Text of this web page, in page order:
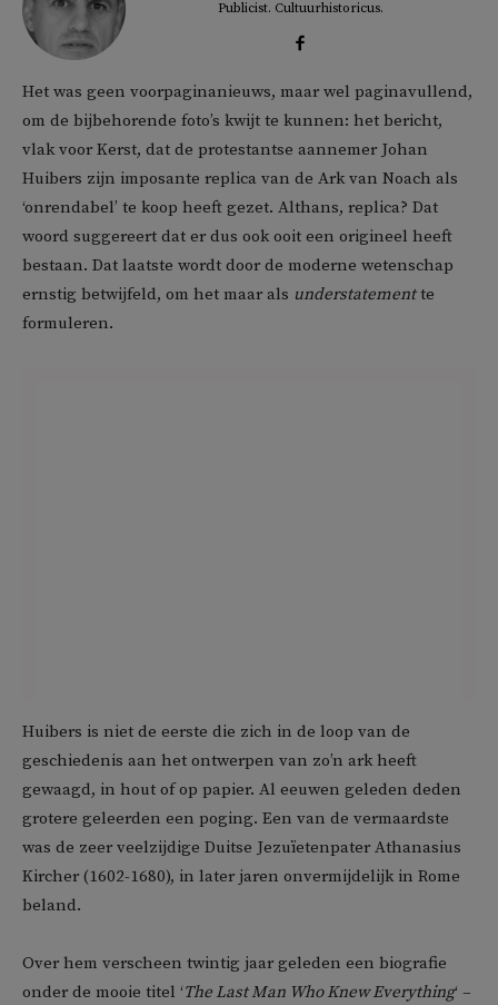
Publicist. Cultuurhistoricus.
Het was geen voorpaginanieuws, maar wel paginavullend,
om de bijbehorende foto’s kwijt te kunnen: het bericht,
vlak voor Kerst, dat de protestantse aannemer Johan
Huibers zijn imposante replica van de Ark van Noach als
‘onrendabel’ te koop heeft gezet. Althans, replica? Dat
woord suggereert dat er dus ook ooit een origineel heeft
bestaan. Dat laatste wordt door de moderne wetenschap
ernstig betwijfeld, om het maar als understatementte
formuleren.
Huibers is niet de eerste die zich in de loop van de
geschiedenis aan het ontwerpen van zo’n ark heeft
gewaagd, in hout of op papier. Al eeuwen geleden deden
grotere geleerden een poging. Een van de vermaardste
was de zeer veelzijdige Duitse Jezuïetenpater Athanasius
Kircher (1602-1680), in later jaren onvermijdelijk in Rome
beland.
Over hem verscheen twintig jaar geleden een biografie
onder de mooie titel ‘The Last Man Who Knew Everything‘ –